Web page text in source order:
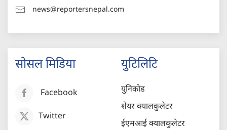
news@reportersnepal.com
सोसल मिडिया
Facebook
Twitter
युटिलिटि
युनिकोड
शेयर क्यालकुलेटर
ईएमआई क्यालकुलेटर